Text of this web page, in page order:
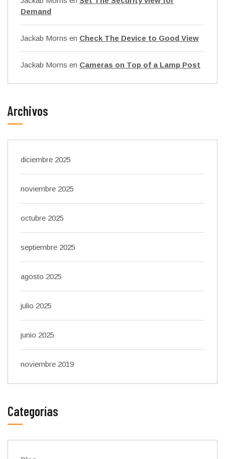
Demand
Jackab Morns en Check The Device to Good View
Jackab Morns en Cameras on Top of a Lamp Post
Archivos
diciembre 2025
noviembre 2025
octubre 2025
septiembre 2025
agosto 2025
julio 2025
junio 2025
noviembre 2019
Categorías